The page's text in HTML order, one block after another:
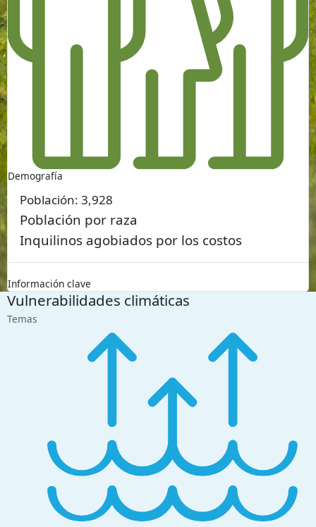
Demografía
Población:3,928
Población por raza
Inquilinos agobiados por los costos
Información clave
Vulnerabilidades climáticas
Temas